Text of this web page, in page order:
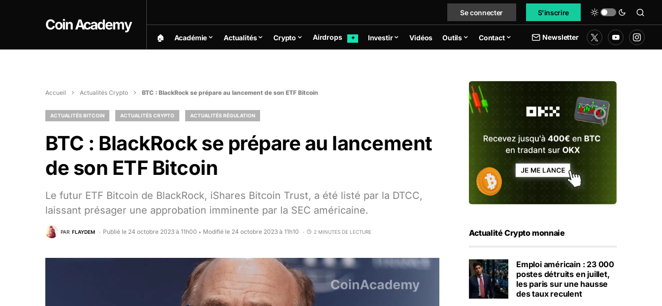
Coin Academy
Se connecter S'inscrire
🏠︎ Académie Actualités Crypto Airdrops ✦ Investir Vidéos Outils Contact Newsletter
Accueil Actualités Crypto BTC : BlackRock se prépare au lancement de son ETF Bitcoin
ACTUALITÉS BITCOIN ACTUALITÉS CRYPTO ACTUALITÉS RÉGULATION
BTC : BlackRock se prépare au lancement
de son ETF Bitcoin
Le futur ETF Bitcoin de BlackRock, iShares Bitcoin Trust, a été listé par la DTCC,
laissant présager une approbation imminente par la SEC américaine.
PAR FLAYDEM Publié le 24 octobre 2023 à 11h00 • Modifié le 24 octobre 2023 à 11h10 2 MINUTES DE LECTURE Actualité Crypto monnaie
Emploi américain : 23 000
postes détruits en juillet,
les paris sur une hausse
des taux reculent